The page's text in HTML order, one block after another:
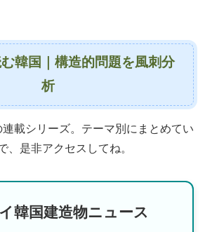
韓国｜構造的問題を風刺分
析
載シリーズ。テーマ別にまとめてい
、是非アクセスしてね。
韓国建造物ニュース